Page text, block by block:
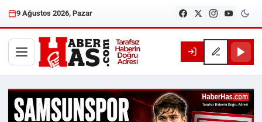
9 Ağustos 2026, Pazar
Haberhas — Samsun Son